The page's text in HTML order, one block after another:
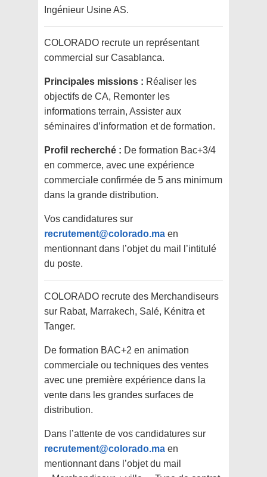
Ingénieur Usine AS.
COLORADO recrute un représentant
commercial sur Casablanca.
Principales missions : Réaliser les
objectifs de CA, Remonter les
informations terrain, Assister aux
séminaires d’information et de formation.
Profil recherché : De formation Bac+3/4
en commerce, avec une expérience
commerciale confirmée de 5 ans minimum
dans la grande distribution.
Vos candidatures sur
recrutement@colorado.ma en
mentionnant dans l’objet du mail l’intitulé
du poste.
COLORADO recrute des Merchandiseurs
sur Rabat, Marrakech, Salé, Kénitra et
Tanger.
De formation BAC+2 en animation
commerciale ou techniques des ventes
avec une première expérience dans la
vente dans les grandes surfaces de
distribution.
Dans l’attente de vos candidatures sur
recrutement@colorado.ma en
mentionnant dans l’objet du mail